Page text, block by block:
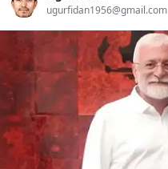
ugurfidan1956@gmail.com